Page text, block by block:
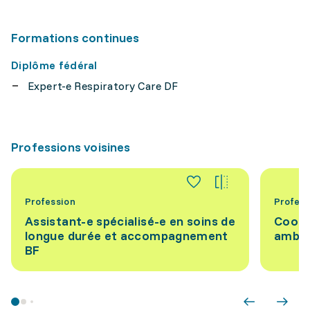
Formations continues
Diplôme fédéral
Expert-e Respiratory Care DF
Professions voisines
Profession
Assistant-e spécialisé-e en soins de
longue durée et accompagnement
BF